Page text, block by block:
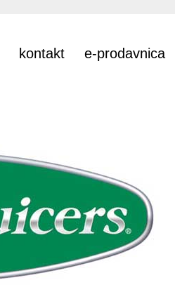
kontakt e-prodavnica